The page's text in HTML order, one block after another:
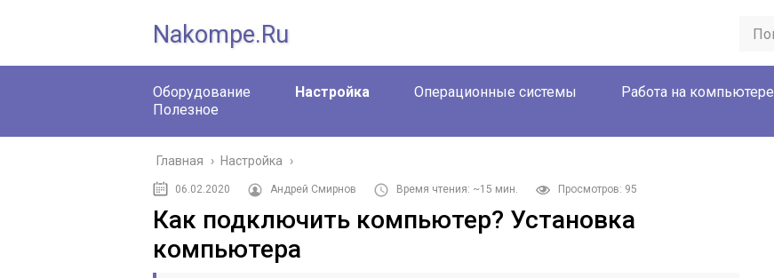
Nakompe.ru
Оборудование Настройка Операционные системы Работа на компьютере
Полезное
Главная › Настройка ›
06.02.2020 Андрей Смирнов Время чтения: ~15 мин. Просмотров: 95
Как подключить компьютер? Установка
компьютера